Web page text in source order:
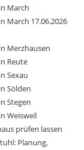
March
March 17.06.2026
Merzhausen
Reute
Sexau
Sölden
Stegen
Weisweil
prüfen lassen
Planung,